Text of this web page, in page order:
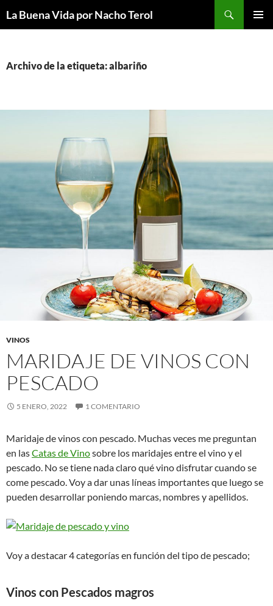
La Buena Vida por Nacho Terol
Archivo de la etiqueta: albariño
VINOS
MARIDAJE DE VINOS CON
PESCADO
5 ENERO, 2022 1 COMENTARIO
Maridaje de vinos con pescado. Muchas veces me preguntan
en lasCatas de Vinosobre los maridajes entre el vino y el
pescado. No se tiene nada claro qué vino disfrutar cuando se
come pescado. Voy a dar unas líneas importantes que luego se
pueden desarrollar poniendo marcas, nombres y apellidos.
Voy a destacar 4 categorías en función del tipo de pescado;
Vinos con Pescados magros